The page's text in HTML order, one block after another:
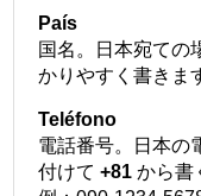
País
国名。日本宛ての
かりやすく書きま
Teléfono
電話番号。日本の
付けて+81 から書